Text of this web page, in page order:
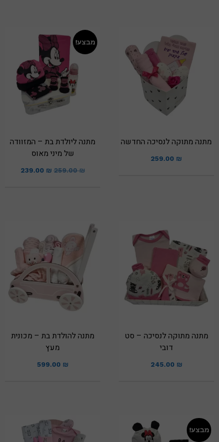
מתנה מתוקה לנסיכה החדשה
259.00 ₪
מבצע!
מתנה ליולדת בת – המזוודה
של מיני מאוס
259.00₪
239.00 ₪
מתנה מתוקה לנסיכה – סט
דובי
245.00 ₪
מתנה להולדת בת – מכונית
מעץ
599.00 ₪
מבצע!